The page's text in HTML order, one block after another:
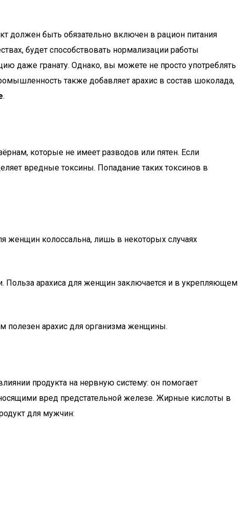
должен быть обязательно включен в рацион питания
будет способствовать нормализации работы
даже гранату. Однако, вы можете не просто употреблять
также добавляет арахис в состав шоколада,
.
которые не имеет разводов или пятен. Если
вредные токсины. Попадание таких токсинов в
женщин колоссальна, лишь в некоторых случаях
Польза арахиса для женщин заключается и в укрепляющем
полезен арахис для организма женщины.
продукта на нервную систему: он помогает
вред предстательной железе. Жирные кислоты в
для мужчин: